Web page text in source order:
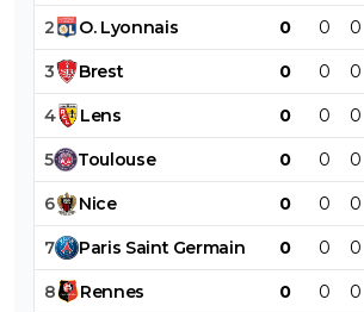
2 O. Lyonnais 0 0 0
3 Brest 0 0 0
4 Lens 0 0 0
5 Toulouse 0 0 0
6 Nice 0 0 0
7 Paris Saint Germain 0 0 0
8 Rennes 0 0 0